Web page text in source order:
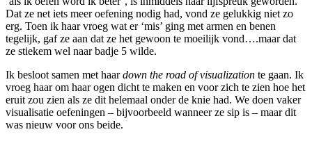
Dat ze net iets meer oefening nodig had, vond ze gelukkig niet zo
erg. Toen ik haar vroeg wat er ‘mis’ ging met armen en benen
tegelijk, gaf ze aan dat ze het gewoon te moeilijk vond….maar dat
ze stiekem wel naar badje 5 wilde.
Ik besloot samen met haardown the road of visualization te gaan. Ik
vroeg haar om haar ogen dicht te maken en voor zich te zien hoe het
eruit zou zien als ze dit helemaal onder de knie had. We doen vaker
visualisatie oefeningen – bijvoorbeeld wanneer ze sip is – maar dit
was nieuw voor ons beide.